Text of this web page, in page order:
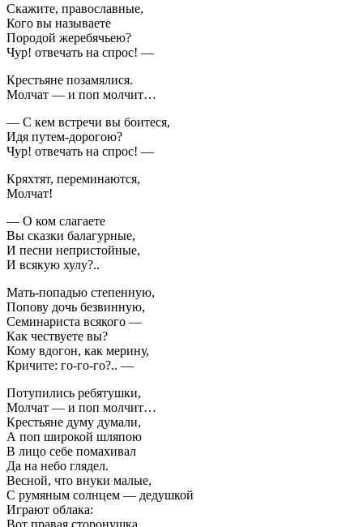
Скажите, православные,
Кого вы называете
Породой жеребячьею?
Чур! отвечать на спрос! —
Крестьяне позамялися.
Молчат — и поп молчит…
— С кем встречи вы боитеся,
Идя путем-дорогою?
Чур! отвечать на спрос! —
Кряхтят, переминаются,
Молчат!
— О ком слагаете
Вы сказки балагурные,
И песни непристойные,
И всякую хулу?..
Мать-попадью степенную,
Попову дочь безвинную,
Семинариста всякого —
Как чествуете вы?
Кому вдогон, как мерину,
Кричите: го-го-го?.. —
Потупились ребятушки,
Молчат — и поп молчит…
Крестьяне думу думали,
А поп широкой шляпою
В лицо себе помахивал
Да на небо глядел.
Весной, что внуки малые,
С румяным солнцем — дедушкой
Играют облака:
Вот правая сторонушка